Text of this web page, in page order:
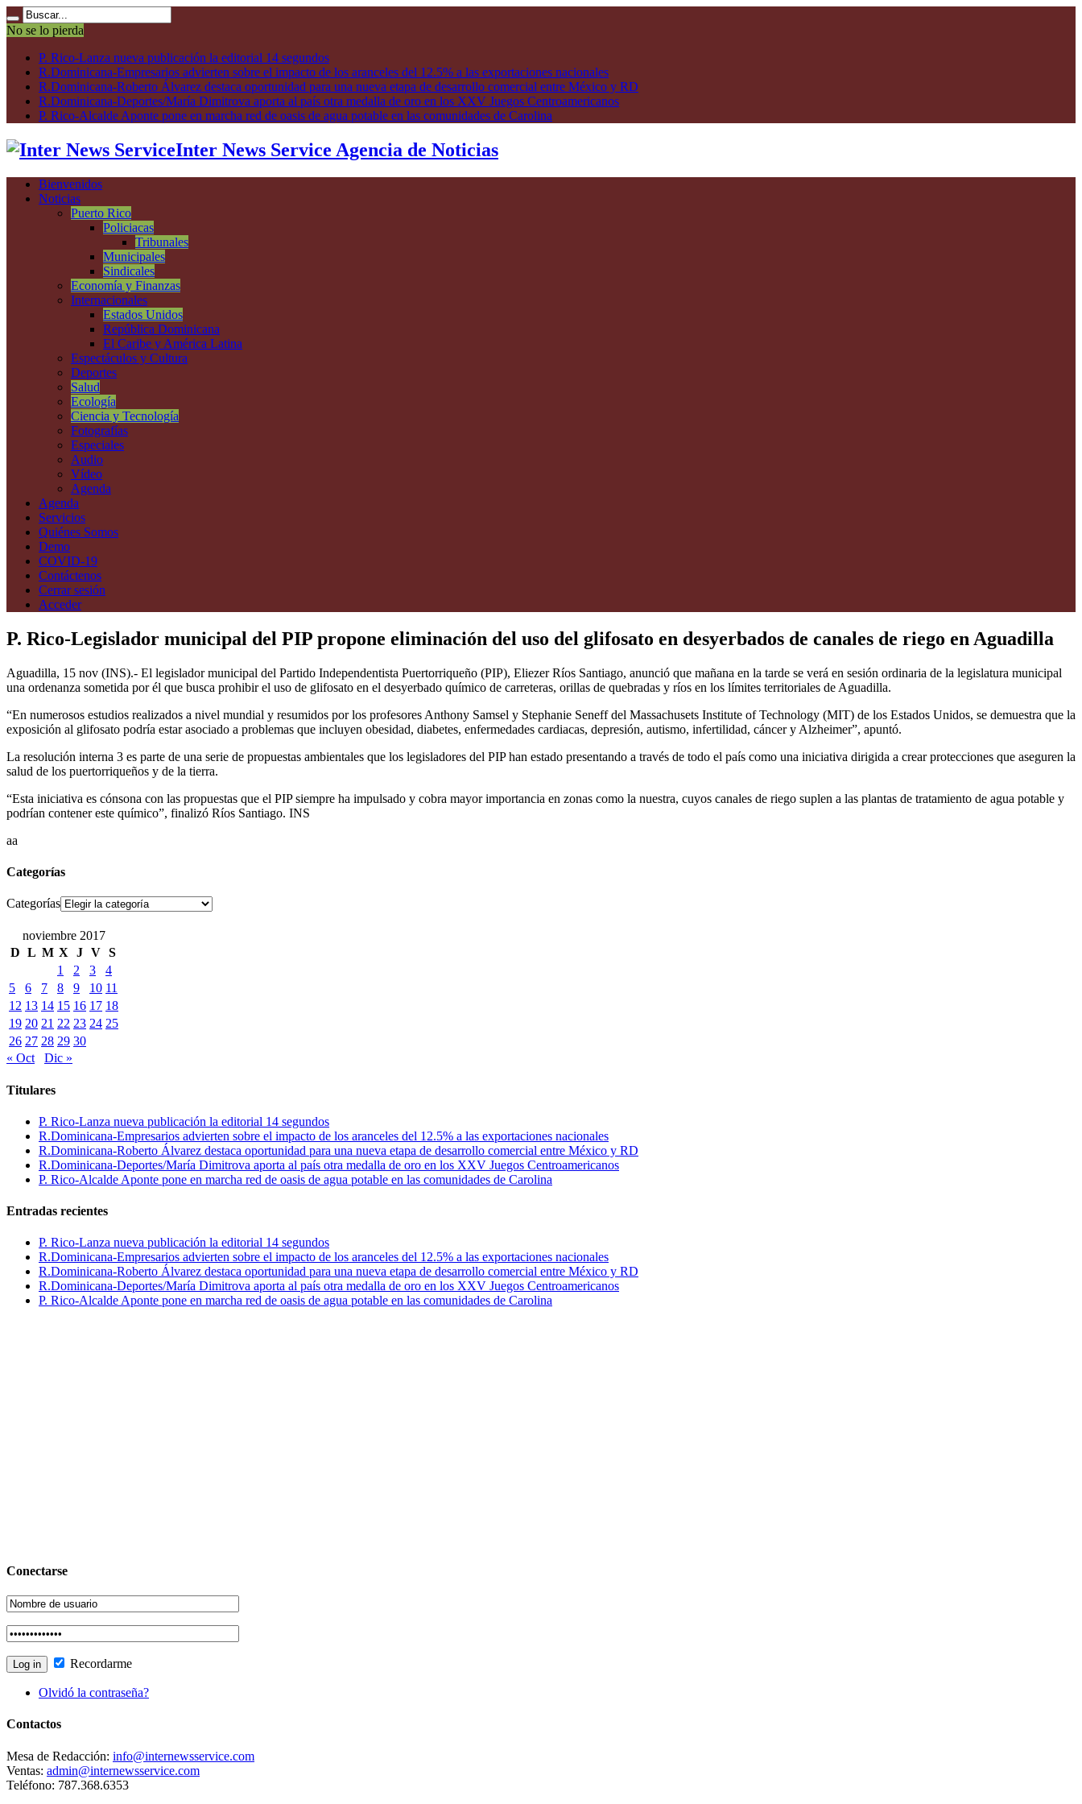
No se lo pierda
P. Rico-Lanza nueva publicación la editorial 14 segundos
R.Dominicana-Empresarios advierten sobre el impacto de los aranceles del 12.5% a las exportaciones nacionales
R.Dominicana-Roberto Álvarez destaca oportunidad para una nueva etapa de desarrollo comercial entre México y RD
R.Dominicana-Deportes/María Dimitrova aporta al país otra medalla de oro en los XXV Juegos Centroamericanos
P. Rico-Alcalde Aponte pone en marcha red de oasis de agua potable en las comunidades de Carolina
Inter News Service Agencia de Noticias
Bienvenidos
Noticias
Puerto Rico
Policiacas
Tribunales
Municipales
Sindicales
Economía y Finanzas
Internacionales
Estados Unidos
República Dominicana
El Caribe y América Latina
Espectáculos y Cultura
Deportes
Salud
Ecología
Ciencia y Tecnología
Fotografías
Especiales
Audio
Vídeo
Agenda
Agenda
Servicios
Quiénes Somos
Demo
COVID-19
Contáctenos
Cerrar sesión
Acceder
P. Rico-Legislador municipal del PIP propone eliminación del uso del glifosato en desyerbados de canales de riego en Aguadilla
Aguadilla, 15 nov (INS).- El legislador municipal del Partido Independentista Puertorriqueño (PIP), Eliezer Ríos Santiago, anunció que mañana en la tarde se verá en sesión ordinaria de la legislatura municipal
una ordenanza sometida por él que busca prohibir el uso de glifosato en el desyerbado químico de carreteras, orillas de quebradas y ríos en los límites territoriales de Aguadilla.
“En numerosos estudios realizados a nivel mundial y resumidos por los profesores Anthony Samsel y Stephanie Seneff del Massachusets Institute of Technology (MIT) de los Estados Unidos, se demuestra que la
exposición al glifosato podría estar asociado a problemas que incluyen obesidad, diabetes, enfermedades cardiacas, depresión, autismo, infertilidad, cáncer y Alzheimer”, apuntó.
La resolución interna 3 es parte de una serie de propuestas ambientales que los legisladores del PIP han estado presentando a través de todo el país como una iniciativa dirigida a crear protecciones que aseguren la
salud de los puertorriqueños y de la tierra.
“Esta iniciativa es cónsona con las propuestas que el PIP siempre ha impulsado y cobra mayor importancia en zonas como la nuestra, cuyos canales de riego suplen a las plantas de tratamiento de agua potable y
podrían contener este químico”, finalizó Ríos Santiago. INS
aa
Categorías
Categorías
noviembre 2017
D L M X J V S
1
2 3
4
5
6 7 8 9 10 11
12 13 14 15 16 17 18
19 20 21 22 23 24 25
26 27 28 29 30
« Oct
Dic »
Titulares
P. Rico-Lanza nueva publicación la editorial 14 segundos
R.Dominicana-Empresarios advierten sobre el impacto de los aranceles del 12.5% a las exportaciones nacionales
R.Dominicana-Roberto Álvarez destaca oportunidad para una nueva etapa de desarrollo comercial entre México y RD
R.Dominicana-Deportes/María Dimitrova aporta al país otra medalla de oro en los XXV Juegos Centroamericanos
P. Rico-Alcalde Aponte pone en marcha red de oasis de agua potable en las comunidades de Carolina
Entradas recientes
P. Rico-Lanza nueva publicación la editorial 14 segundos
R.Dominicana-Empresarios advierten sobre el impacto de los aranceles del 12.5% a las exportaciones nacionales
R.Dominicana-Roberto Álvarez destaca oportunidad para una nueva etapa de desarrollo comercial entre México y RD
R.Dominicana-Deportes/María Dimitrova aporta al país otra medalla de oro en los XXV Juegos Centroamericanos
P. Rico-Alcalde Aponte pone en marcha red de oasis de agua potable en las comunidades de Carolina
Conectarse
Recordarme
Olvidó la contraseña?
Contactos
Mesa de Redacción: info@internewsservice.com
Ventas: admin@internewsservice.com
Teléfono: 787.368.6353